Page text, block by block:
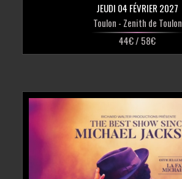
JEUDI 04 FÉVRIER 2027
Toulon - Zenith de Toulon
44€ / 58€